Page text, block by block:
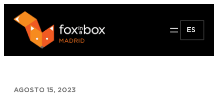
Saltar
contenido
ES
AGOSTO 15, 2023